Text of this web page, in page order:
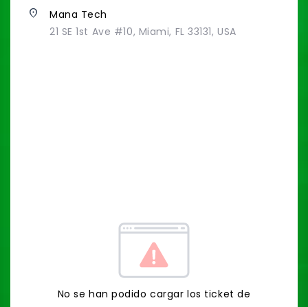
place
Mana Tech
21 SE 1st Ave #10, Miami, FL 33131, USA
No se han podido cargar los ticket de